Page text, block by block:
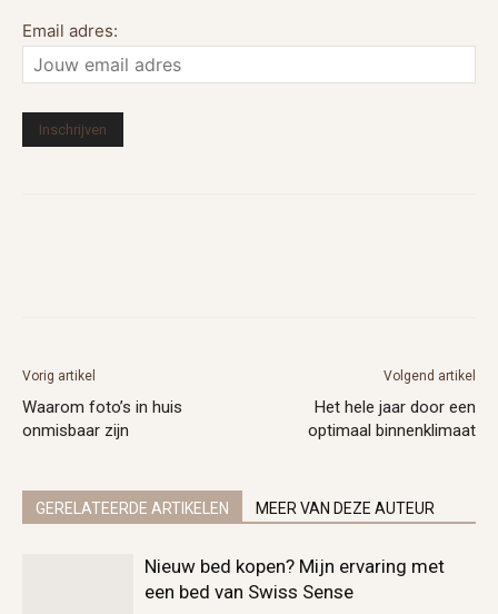
Email adres:
Vorig artikel
Waarom foto’s in huis
onmisbaar zijn
Volgend artikel
Het hele jaar door een
optimaal binnenklimaat
GERELATEERDE ARTIKELEN MEER VAN DEZE AUTEUR
Nieuw bed kopen? Mijn ervaring met
een bed van Swiss Sense